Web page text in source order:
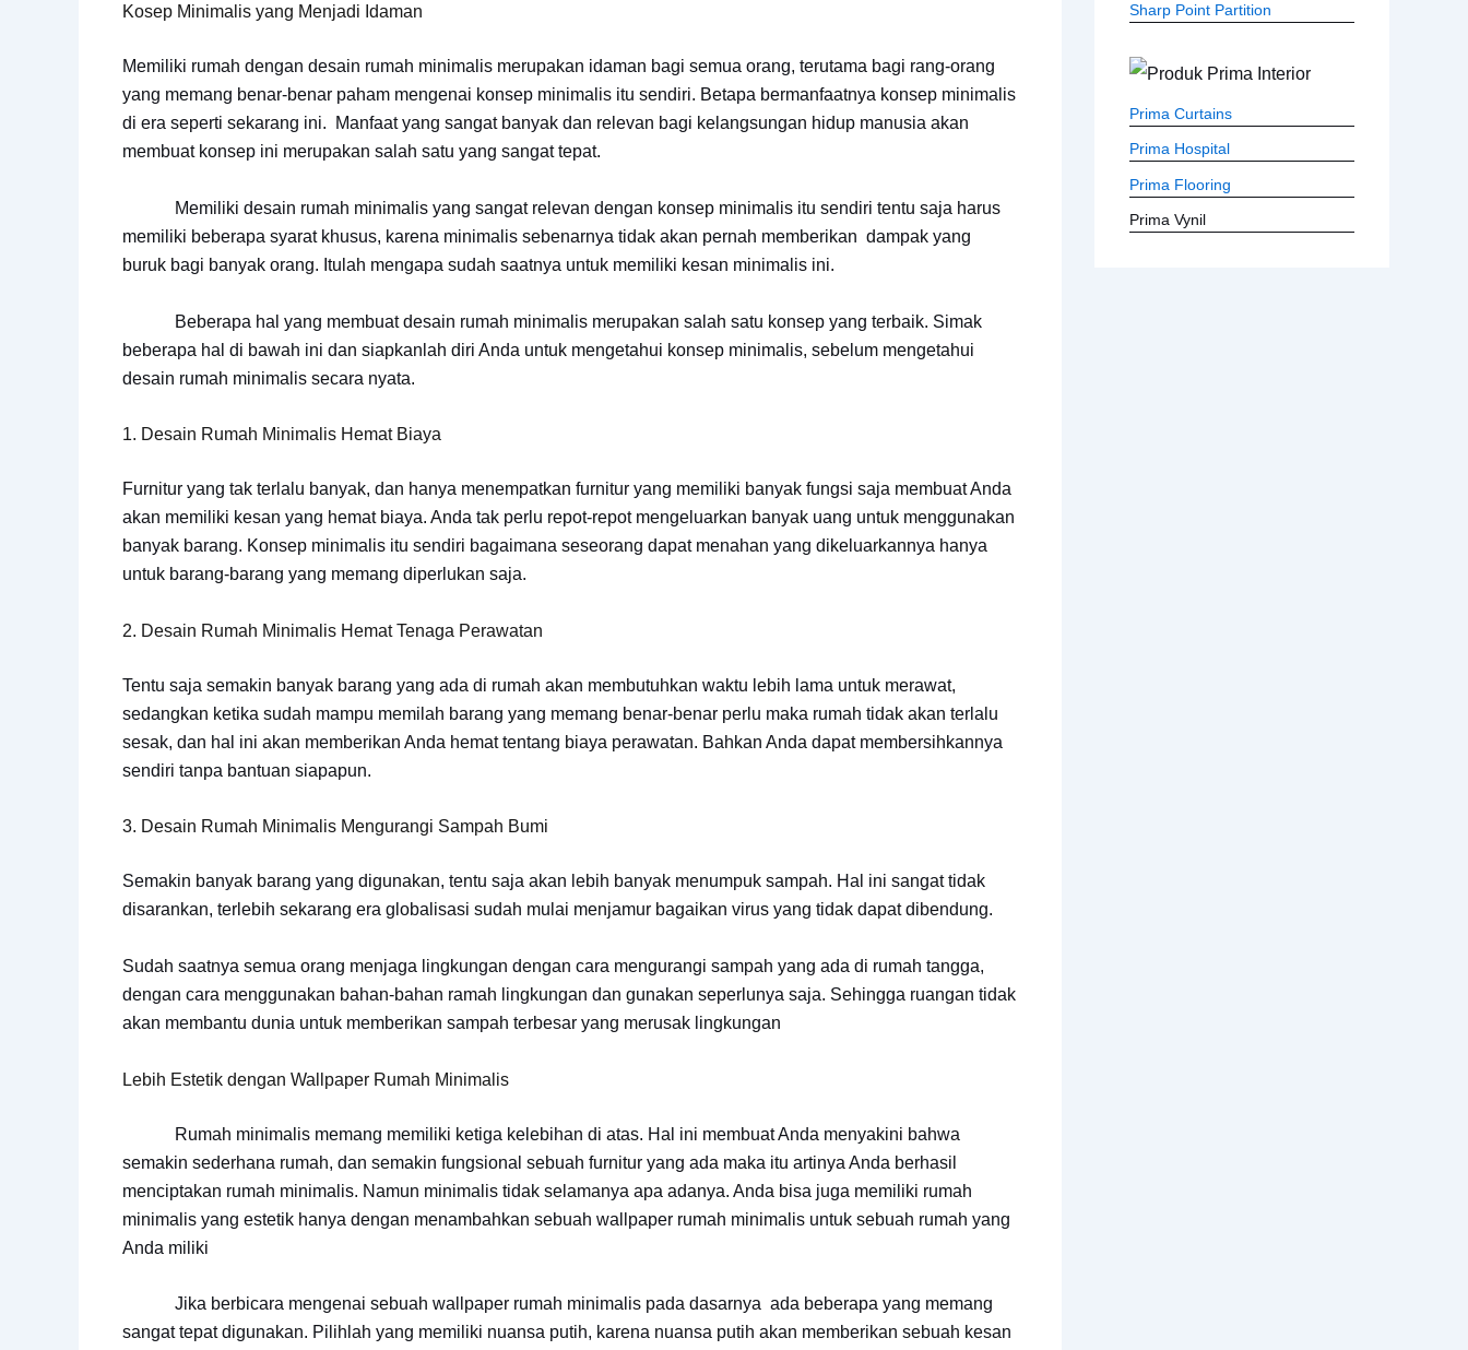
Kosep Minimalis yang Menjadi Idaman
Memiliki rumah dengan desain rumah minimalis merupakan idaman bagi semua orang, terutama bagi rang-orang
yang memang benar-benar paham mengenai konsep minimalis itu sendiri. Betapa bermanfaatnya konsep minimalis
di era seperti sekarang ini. Manfaat yang sangat banyak dan relevan bagi kelangsungan hidup manusia akan
membuat konsep ini merupakan salah satu yang sangat tepat.
Memiliki desain rumah minimalis yang sangat relevan dengan konsep minimalis itu sendiri tentu saja harus
memiliki beberapa syarat khusus, karena minimalis sebenarnya tidak akan pernah memberikan dampak yang
buruk bagi banyak orang. Itulah mengapa sudah saatnya untuk memiliki kesan minimalis ini.
Beberapa hal yang membuat desain rumah minimalis merupakan salah satu konsep yang terbaik. Simak
beberapa hal di bawah ini dan siapkanlah diri Anda untuk mengetahui konsep minimalis, sebelum mengetahui
desain rumah minimalis secara nyata.
1. Desain Rumah Minimalis Hemat Biaya
Furnitur yang tak terlalu banyak, dan hanya menempatkan furnitur yang memiliki banyak fungsi saja membuat Anda
akan memiliki kesan yang hemat biaya. Anda tak perlu repot-repot mengeluarkan banyak uang untuk menggunakan
banyak barang. Konsep minimalis itu sendiri bagaimana seseorang dapat menahan yang dikeluarkannya hanya
untuk barang-barang yang memang diperlukan saja.
2. Desain Rumah Minimalis Hemat Tenaga Perawatan
Tentu saja semakin banyak barang yang ada di rumah akan membutuhkan waktu lebih lama untuk merawat,
sedangkan ketika sudah mampu memilah barang yang memang benar-benar perlu maka rumah tidak akan terlalu
sesak, dan hal ini akan memberikan Anda hemat tentang biaya perawatan. Bahkan Anda dapat membersihkannya
sendiri tanpa bantuan siapapun.
3. Desain Rumah Minimalis Mengurangi Sampah Bumi
Semakin banyak barang yang digunakan, tentu saja akan lebih banyak menumpuk sampah. Hal ini sangat tidak
disarankan, terlebih sekarang era globalisasi sudah mulai menjamur bagaikan virus yang tidak dapat dibendung.
Sudah saatnya semua orang menjaga lingkungan dengan cara mengurangi sampah yang ada di rumah tangga,
dengan cara menggunakan bahan-bahan ramah lingkungan dan gunakan seperlunya saja. Sehingga ruangan tidak
akan membantu dunia untuk memberikan sampah terbesar yang merusak lingkungan
Lebih Estetik dengan Wallpaper Rumah Minimalis
Rumah minimalis memang memiliki ketiga kelebihan di atas. Hal ini membuat Anda menyakini bahwa
semakin sederhana rumah, dan semakin fungsional sebuah furnitur yang ada maka itu artinya Anda berhasil
menciptakan rumah minimalis. Namun minimalis tidak selamanya apa adanya. Anda bisa juga memiliki rumah
minimalis yang estetik hanya dengan menambahkan sebuah wallpaper rumah minimalis untuk sebuah rumah yang
Anda miliki
Jika berbicara mengenai sebuah wallpaper rumah minimalis pada dasarnya ada beberapa yang memang
sangat tepat digunakan. Pilihlah yang memiliki nuansa putih, karena nuansa putih akan memberikan sebuah kesan
Sharp Point Partition
Prima Curtains
Prima Hospital
Prima Flooring
Prima Vynil